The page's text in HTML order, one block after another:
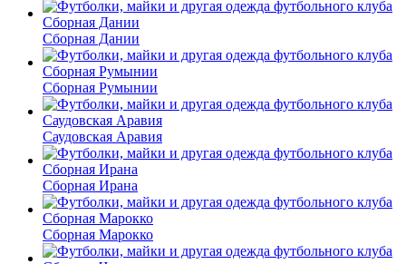
Сборная Дании
Сборная Румынии
Саудовская Аравия
Сборная Ирана
Сборная Марокко